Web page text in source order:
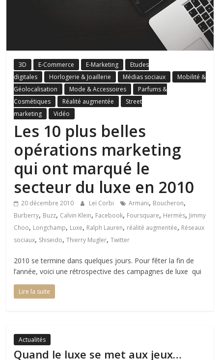
3D E-Commerce E-Marketing
Etudes
digitales
Horlogerie & Joaillerie Médias sociaux
Mobilité &
Géolocalisation
Mode & Accessoires
Parfums &
Cosmétiques
Réalité augmentée
Street
marketing
Vidéo
Les 10 plus belles
opérations marketing
qui ont marqué le
secteur du luxe en 2010
20 décembre 2010 Leï Corbi Armani, Boucheron,
Burberry, Buzz, Calvin Klein, Facebook, Foursquare, Hermès, Jimmy
Choo, Longchamp, Luxe, Ralph Lauren, réalité augmentée, Réseaux
sociaux, Shiseido,Thierry Mugler,Twitter
2010 se termine dans quelques jours. Pour fêter la fin de
l’année, voici une rétrospective des campagnes de luxe qui
Lire la suite
Actualités
Quand le luxe se met aux jeux…